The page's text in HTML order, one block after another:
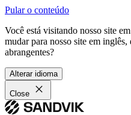
Pular o conteúdo
Você está visitando nosso site
mudar para nosso site em
abrangentes?
Alterar idioma
Close